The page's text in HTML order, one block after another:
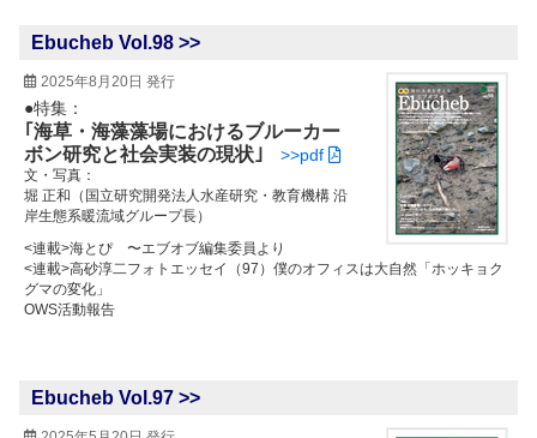
Ebucheb Vol.98 >>
2025年8月20日 発行
●特集：
｢海草・海藻藻場におけるブルーカー
ボン研究と社会実装の現状｣
>>pdf
文・写真：
堀 正和（国立研究開発法人水産研究・教育機構 沿
岸生態系暖流域グループ長）
<連載>海とぴ 〜エブオブ編集委員より
<連載>高砂淳二フォトエッセイ（97）僕のオフィスは大自然「ホッキョク
グマの変化」
OWS活動報告
Ebucheb Vol.97 >>